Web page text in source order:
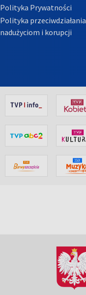
Polityka Prywatności
Polityka przeciwdziałania
nadużyciom i korupcji